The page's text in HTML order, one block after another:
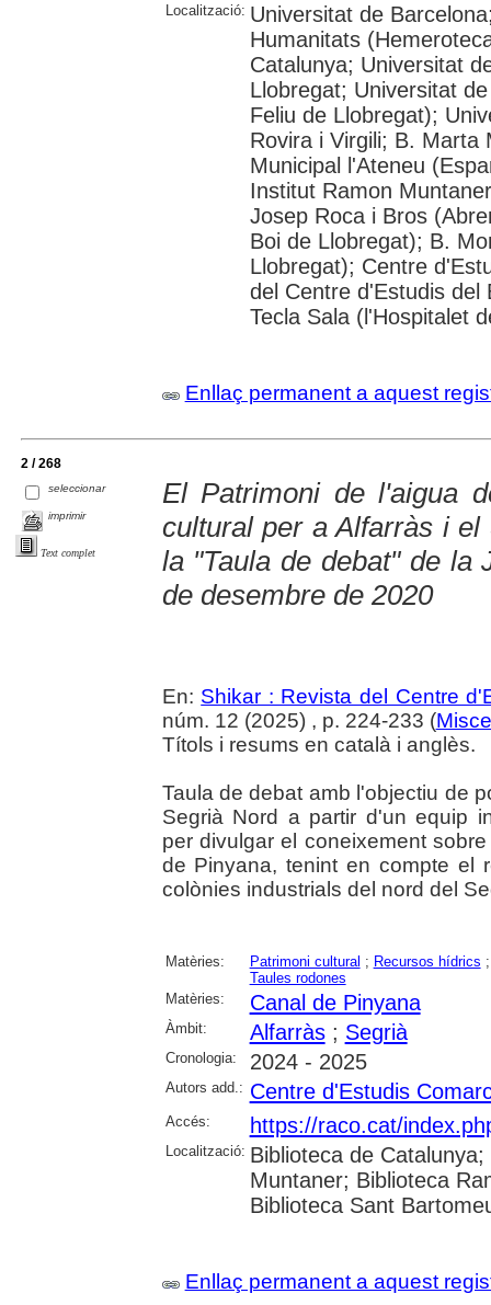
Localització: Universitat de
Humanitats
Catalunya; Universitat
Llobregat; Universitat
Feliu de Llobregat);
Rovira i Virgili; B. Marta
Municipal l'Ateneu
Institut Ramon
Josep Roca i Bros
Boi de Llobregat); B.
Llobregat); Centre
del Centre d'Estudis del
Tecla Sala (l'Hospitalet
Enllaç permanent a aquest
2 / 268
seleccionar
imprimir
Text complet
El Patrimoni de l'aigua
cultural per a Alfarràs i
la "Taula de debat" de la
de desembre de 2020
En: Shikar : Revista del Centre
núm. 12 (2025) , p. 224-233 (
Títols i resums en català i anglès.
Taula de debat amb l'objectiu de
Segrià Nord a partir d'un equip
per divulgar el coneixement
de Pinyana, tenint en compte el
colònies industrials del nord del
Matèries: Patrimoni cultural ; Recursos hídrics
Taules rodones
Matèries:
Canal de Pinyana
Àmbit: Alfarràs; Segrià
Cronologia: 2024 - 2025
Autors add.: Centre d'Estudis
Accés: https://raco.cat/
Localització: Biblioteca de
Muntaner; Biblioteca
Biblioteca Sant
Enllaç permanent a aquest